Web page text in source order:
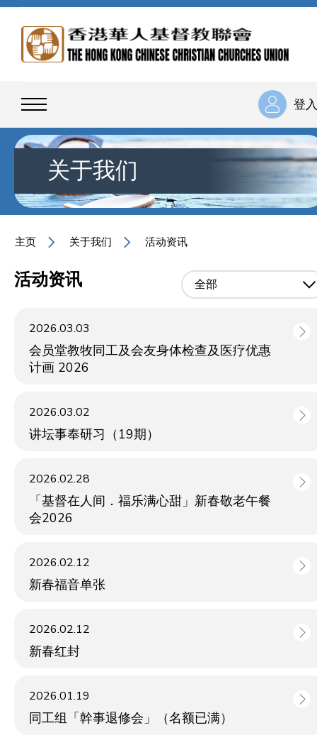
登入
关于我们
主页 关于我们 活动资讯
活动资讯 全部
2026.03.03
会员堂教牧同工及会友身体检查及医疗优惠
计画 2026
2026.03.02
讲坛事奉研习（19期）
2026.02.28
「基督在人间．福乐满心甜」新春敬老午餐
会2026
2026.02.12
新春福音单张
2026.02.12
新春红封
2026.01.19
同工组「幹事退修会」（名额已满）